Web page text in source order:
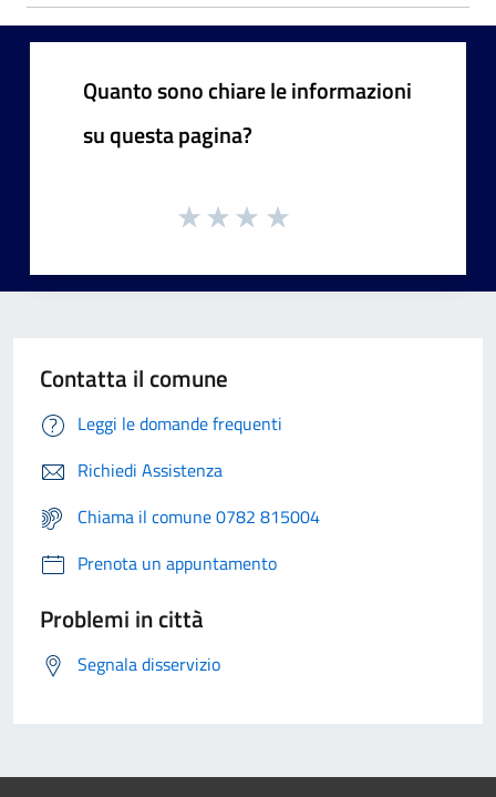
Quanto sono chiare le informazioni
su questa pagina?
Contatta il comune
Leggi le domande frequenti
Richiedi Assistenza
Chiama il comune 0782 815004
Prenota un appuntamento
Problemi in città
Segnala disservizio